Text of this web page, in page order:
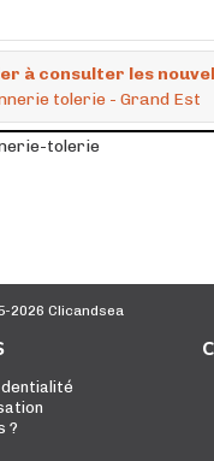
à consulter les
tolerie - Grand Est
tolerie
2026 Clicandsea
?